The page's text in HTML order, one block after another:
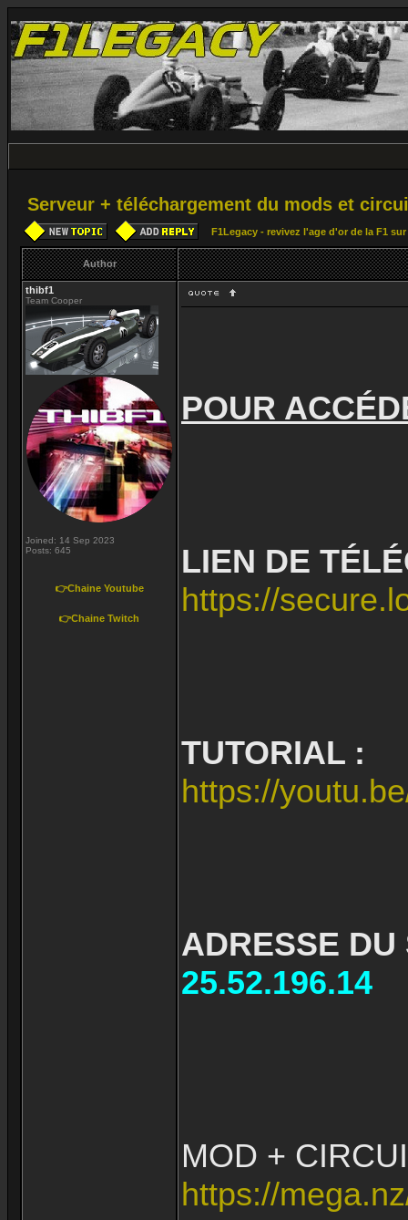
Serveur + téléchargement du mods et
F1Legacy - revivez l'age d'or de la F1
Author
thibf1
Team Cooper
Joined: 14 Sep 2023
Posts: 645
👉Chaine Youtube
👉Chaine Twitch
POUR
LIEN DE
https://
TUTORIAL :
https://
ADRESSE DU
25.52.196.14
MOD +
https://